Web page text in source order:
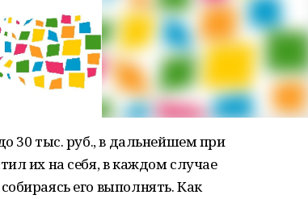
30 тыс. руб., в дальнейшем при
их на себя, в каждом случае
его выполнять. Как